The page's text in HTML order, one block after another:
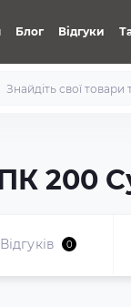
Блог Відгуки
200
Відгуків 0